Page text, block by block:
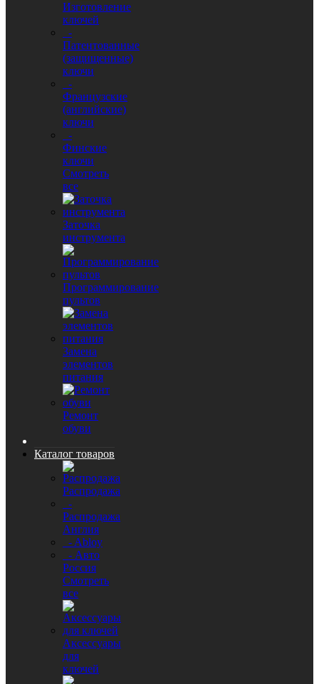
Изготовление
ключей
-
Патентованные
(защищенные)
ключи
-
Французские
(английские)
ключи
-
Финские
ключи
Смотреть
все
Заточка
инструмента
Программирование
пультов
Замена
элементов
питания
Ремонт
обуви
Каталог товаров
Распродажа
-
Распродажа
Англия
- Abloy
- Авто
Россия
Смотреть
все
Аксессуары
для
ключей